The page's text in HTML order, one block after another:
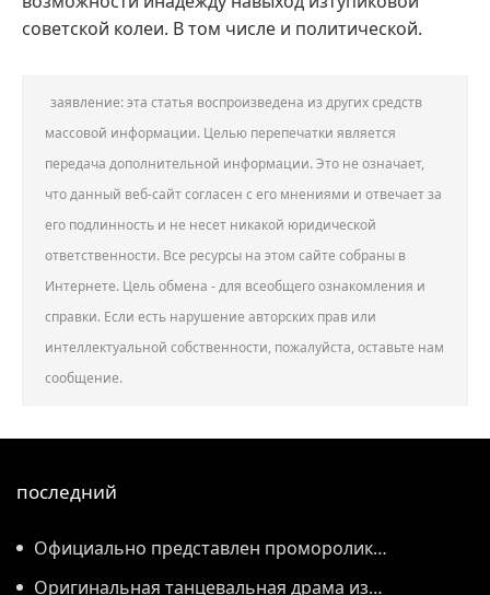
советской колеи. В том числе и политической.
заявление: эта статья воспроизведена из других средств
массовой информации. Целью перепечатки является
передача дополнительной информации. Это не означает,
что данный веб-сайт согласен с его мнениями и отвечает за
его подлинность и не несет никакой юридической
ответственности. Все ресурсы на этом сайте собраны в
Интернете. Цель обмена - для всеобщего ознакомления и
справки. Если есть нарушение авторских прав или
интеллектуальной собственности, пожалуйста, оставьте нам
сообщение.
последний
Официально представлен проморолик
Всемирной конференции по производству 2026
Оригинальная танцевальная драма из